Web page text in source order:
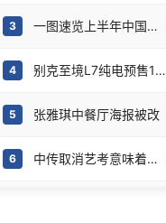
3 一图速览上半年中国经济亮点
4 别克至境L7纯电预售16.99万起
5 张雅琪中餐厅海报被改
6 中传取消艺考意味着什么